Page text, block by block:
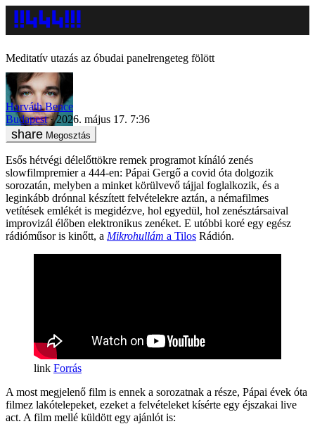
Meditatív utazás az óbudai panelrengeteg fölött
Horváth Bence
Budapest
2026. május 17. 7:36
Megosztás
Esős hétvégi délelőttökre remek programot kínáló zenés
slowfilmpremier a 444-en: Pápai Gergő a covid óta dolgozik
sorozatán, melyben a minket körülvevő tájjal foglalkozik, és a
leginkább drónnal készített felvételekre aztán, a némafilmes
vetítések emlékét is megidézve, hol egyedül, hol zenésztársaival
improvizál élőben elektronikus zenéket. E utóbbi koré egy egész
rádióműsor is kinőtt, a Mikrohullám a Tilos Rádión.
Forrás
A most megjelenő film is ennek a sorozatnak a része, Pápai évek óta
filmez lakótelepeket, ezeket a felvételeket kísérte egy éjszakai live
act. A film mellé küldött egy ajánlót is: